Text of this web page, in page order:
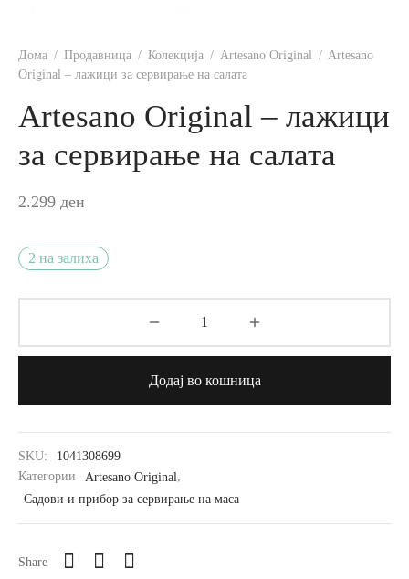
Дома / Продавница / Колекција / Artesano Original / Artesano
Original – лажици за сервирање на салата
Artesano Original – лажици
за сервирање на салата
2.299 ден
2 на залиха
Додај во кошница
SKU:
1041308699
Категории
Artesano Original,
Садови и прибор за сервирање на маса
Share